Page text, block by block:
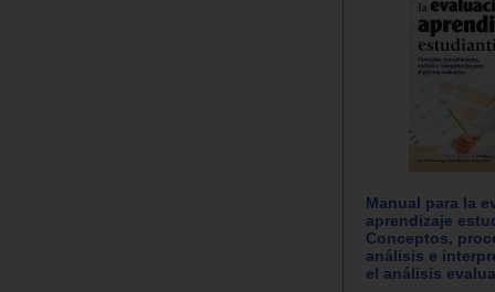
Manual para la
aprendizaje
Conceptos,
análisis e
el análisis